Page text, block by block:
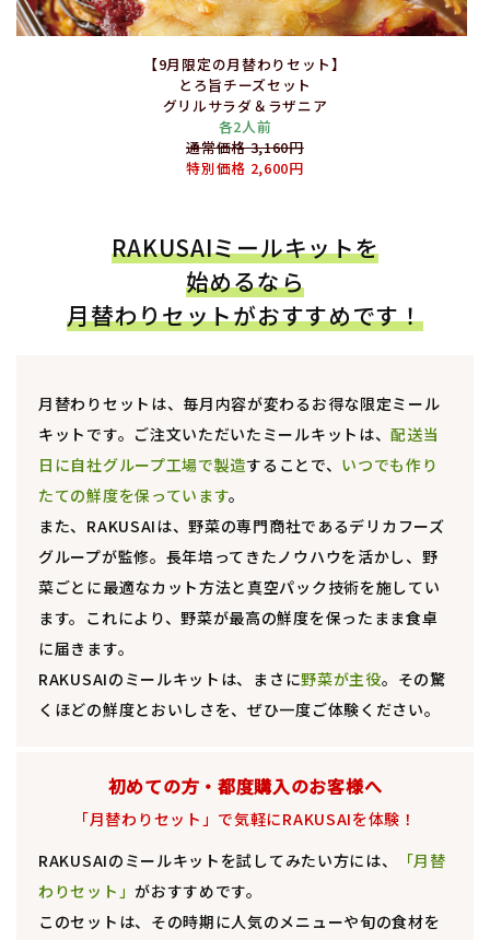
【9月限定の月替わりセット】
とろ旨チーズセット
グリルサラダ＆ラザニア
各2人前
通常価格 3,160円
特別価格 2,600円
RAKUSAIミールキットを
始めるなら
月替わりセットがおすすめです！
月替わりセットは、毎月内容が変わるお得な限定ミール
キットです。ご注文いただいたミールキットは、配送当
日に自社グループ工場で製造することで、 いつでも作り
たての鮮度を保っています。
また、RAKUSAIは、野菜の専門商社であるデリカフーズ
グループが監修。長年培ってきたノウハウを活かし、野
菜ごとに最適なカット方法と真空パック技術を施してい
ます。これにより、野菜が最高の鮮度を保ったまま食卓
に届きます。
RAKUSAIのミールキットは、まさに野菜が主役。その驚
くほどの鮮度とおいしさを、ぜひ一度ご体験ください。
初めての方・都度購入のお客様へ
「月替わりセット」で気軽にRAKUSAIを体験！
RAKUSAIのミールキットを試してみたい方には、
「月替
わりセット」がおすすめです。
このセットは、その時期に人気のメニューや旬の食材を